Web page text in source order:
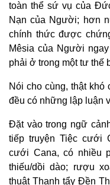
toàn thể sứ vụ của
Nạn của Người; hơn
chính thức được
Mêsia của Người
phải ở trong một tư thế
Nói cho cùng, thật
đều có những lập luận
Đặt vào trong ngữ
tiếp truyện Tiệc cưới
cưới Cana, có nhiều
thiếu/dồi dào; rượu
thuật Thanh tẩy Đền